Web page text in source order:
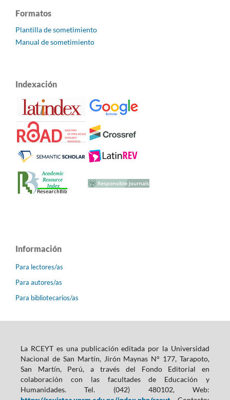
Formatos
Plantilla de sometimiento
Manual de sometimiento
Indexación
Información
Para lectores/as
Para autores/as
Para bibliotecarios/as
La RCEYT es una publicación editada por la Universidad
Nacional de San Martín, Jirón Maynas N° 177, Tarapoto,
San Martín, Perú, a través del Fondo Editorial en
colaboración con las facultades de Educación y
Humanidades. Tel. (042) 480102, Web: